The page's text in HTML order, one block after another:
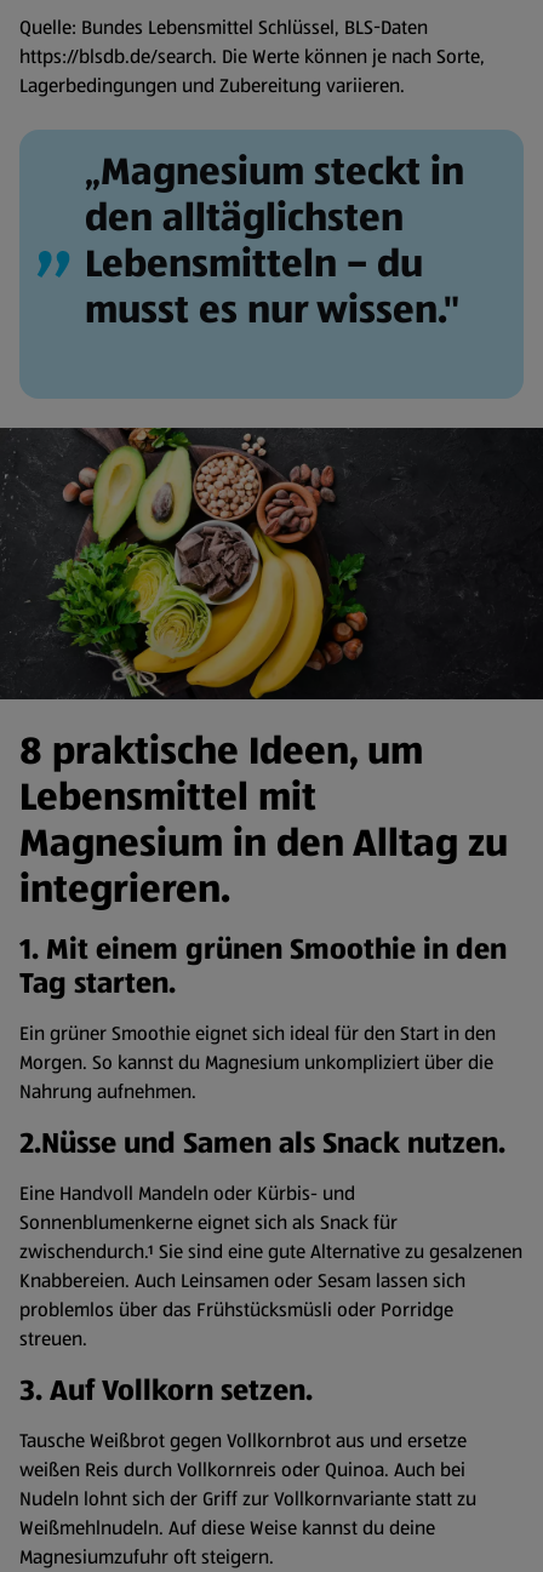
Quelle: Bundes Lebensmittel Schlüssel, BLS-Daten
https://blsdb.de/search. Die Werte können je nach Sorte,
Lagerbedingungen und Zubereitung variieren.
„Magnesium steckt in
den alltäglichsten
Lebensmitteln – du
musst es nur wissen."
8 praktische Ideen, um
Lebensmittel mit
Magnesium in den Alltag zu
integrieren.
1. Mit einem grünen Smoothie in den
Tag starten.
Ein grüner Smoothie eignet sich ideal für den Start in den
Morgen. So kannst du Magnesium unkompliziert über die
Nahrung aufnehmen.
2.Nüsse und Samen als Snack nutzen.
Eine Handvoll Mandeln oder Kürbis- und
Sonnenblumenkerne eignet sich als Snack für
zwischendurch.¹ Sie sind eine gute Alternative zu gesalzenen
Knabbereien. Auch Leinsamen oder Sesam lassen sich
problemlos über das Frühstücksmüsli oder Porridge
streuen.
3. Auf Vollkorn setzen.
Tausche Weißbrot gegen Vollkornbrot aus und ersetze
weißen Reis durch Vollkornreis oder Quinoa. Auch bei
Nudeln lohnt sich der Griff zur Vollkornvariante statt zu
Weißmehlnudeln. Auf diese Weise kannst du deine
Magnesiumzufuhr oft steigern.